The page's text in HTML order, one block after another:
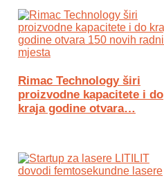
Rimac Technology širi
proizvodne kapacitete i do
kraja godine otvara…